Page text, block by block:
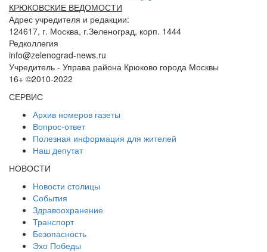
КРЮКОВСКИЕ ВЕДОМОСТИ
Адрес учредителя и редакции:
124617, г. Москва, г.Зеленоград, корп. 1444
Редколлегия
info@zelenograd-news.ru
Учредитель - Управа района Крюково города Москвы
16+ ©2010-2022
СЕРВИС
Архив номеров газеты
Вопрос-ответ
Полезная информация для жителей
Наш депутат
НОВОСТИ
Новости столицы
События
Здравоохранение
Транспорт
Безопасность
Эхо Победы